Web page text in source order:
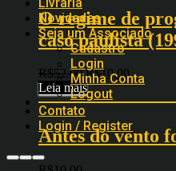
Novidades
Seja um Associado
Cadastro
Login
Minha Conta
Logout
Contato
Login / Register
O regime de
caso paulista
R$52,00 R$10,00
Leia mais
Antes do vento